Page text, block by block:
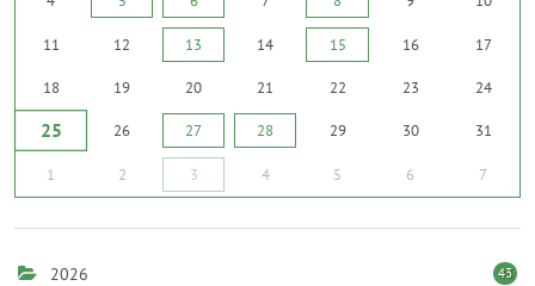
11 12 13 14 15 16 17
18 19 20 21 22 23 24
25 26 27 28 29 30 31
1 2 3 4 5 6 7
2026 43